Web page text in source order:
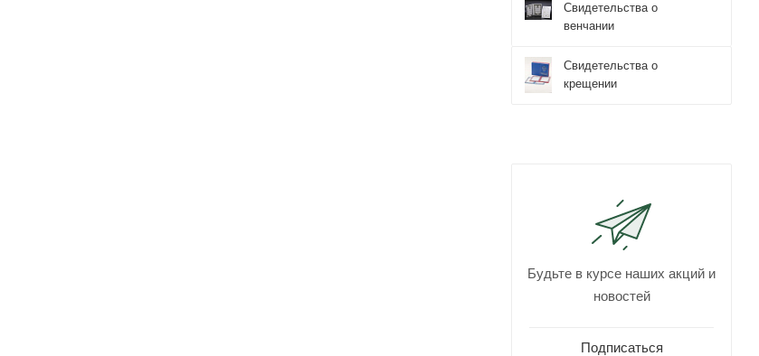
Свидетельства о
венчании
Свидетельства о
крещении
Будьте в курсе наших акций и
новостей
Подписаться